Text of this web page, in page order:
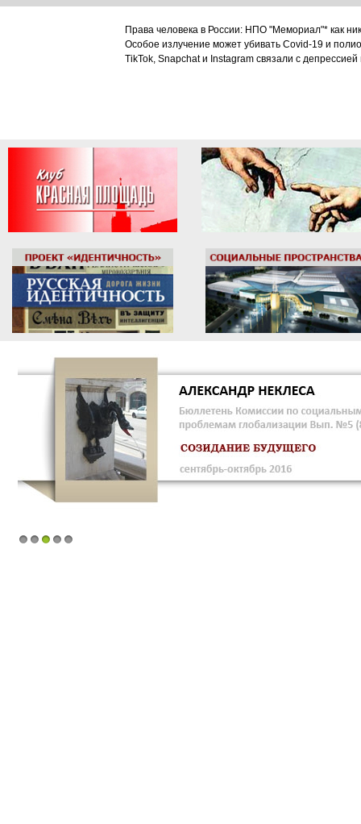
Права человека в России: НПО "Мемориал"* как
Особое излучение может убивать Covid-19 и
TikTok, Snapchat и Instagram связали с